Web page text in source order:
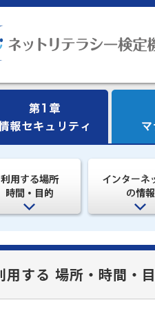
用する 場所・時間・